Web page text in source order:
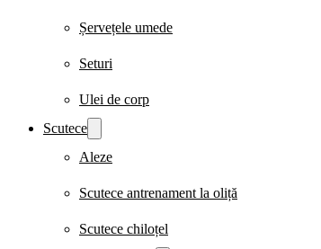
Șervețele umede
Seturi
Ulei de corp
Scutece
Aleze
Scutece antrenament la oliță
Scutece chiloțel